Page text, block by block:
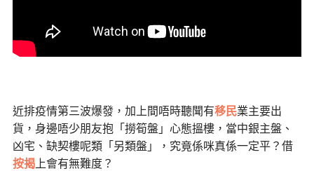
近排疫情第三波爆發，加上間唔時聽聞有移民業主要出
貨，身邊唔少朋友抱「撈筍盤」心態搵樓，當中銀主盤、
凶宅、缺契樓呢類「另類盤」，究竟係咪真係一定平？借
按揭上會有無難度？